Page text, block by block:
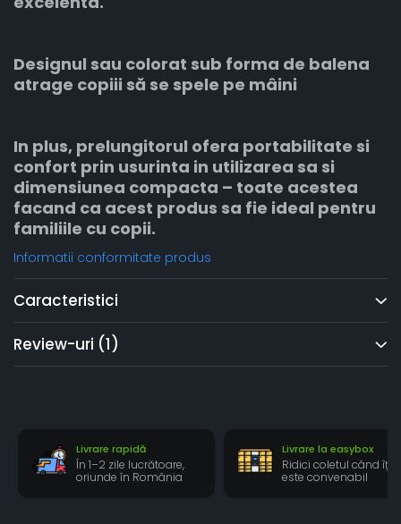
Designul sau colorat sub forma de balena
atrage copiii să se spele pe mâini
In plus, prelungitorul ofera portabilitate si
confort prin usurinta in utilizarea sa si
dimensiunea compacta – toate acestea
facand ca acest produs sa fie ideal pentru
familiile cu copii.
Informatii conformitate produs
Caracteristici
Review-uri (1)
Livrare rapidă
În 1–2 zile lucrătoare,
oriunde în România
Livrare la easybox
Ridici coletul când îți
este convenabil